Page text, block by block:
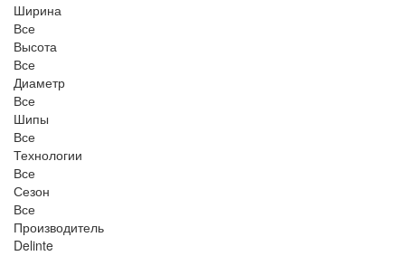
Ширина
Все
Высота
Все
Диаметр
Все
Шипы
Все
Технологии
Все
Сезон
Все
Производитель
Delinte